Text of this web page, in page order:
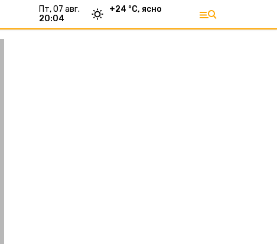
пт, 07 авг.
20:04
+24 °С, ясно